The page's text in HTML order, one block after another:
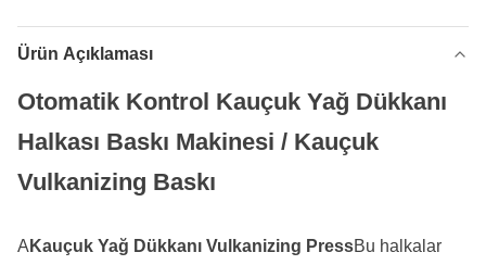
Ürün Açıklaması
Otomatik Kontrol Kauçuk Yağ Dükkanı
Halkası Baskı Makinesi / Kauçuk
Vulkanizing Baskı
A Kauçuk Yağ Dükkanı Vulkanizing PressBu halkalar